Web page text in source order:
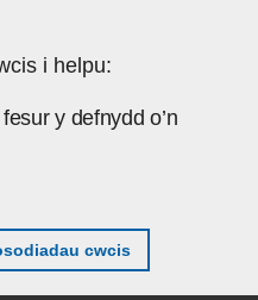
i helpu:
y defnydd o’n
cwcis